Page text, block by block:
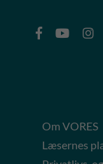
Om VORES
Læsernes